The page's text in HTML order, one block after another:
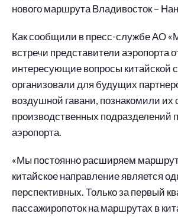
нового маршрута Владивосток –
Как сообщили в пресс-службе АО
встречи представители аэропорта
интересующие вопросы китайской
организовали для будущих
воздушной гавани, познакомили их
производственных подразделений
аэропорта.
«Мы постоянно расширяем
китайское направление является
перспективных. Только за первый
пассажиропоток на маршрутах в